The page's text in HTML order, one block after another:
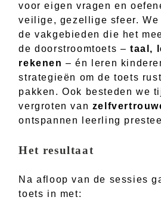
voor eigen vragen en
veilige, gezellige sfeer.
de vakgebieden die het
de doorstroomtoets – taal,
rekenen – én leren
strategieën om de toets
pakken. Ook besteden we
vergroten van
ontspannen leerling
Het resultaat
Na afloop van de sessies
toets in met: